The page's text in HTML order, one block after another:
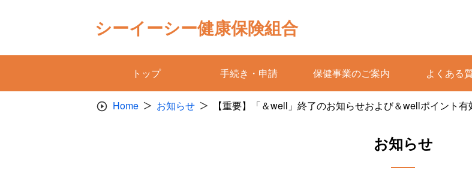
シーイーシー健康保険組合
トップ 手続き・申請 保健事業のご案内 よくある
Home
お知らせ 【重要】「＆well」終了のお知らせおよび＆wellポイント
お知らせ